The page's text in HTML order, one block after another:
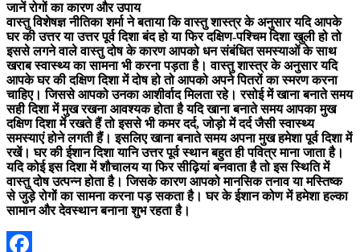
जानें रोगों का कारण और उपाय
वास्तु विशेषज्ञ नीतिका शर्मा ने बताया कि वास्तु शास्त्र के अनुसार यदि आपके
घर की उत्तर या उत्तर पूर्व दिशा बंद हो या फिर दक्षिण-पश्चिम दिशा खुली हो तो
इससे लगने वाले वास्तु दोष के कारण आपको धन संबंधित समस्याओं के साथ
खराब स्वास्थ्य का सामना भी करना पड़ता है। वास्तु शास्त्र के अनुसार यदि
आपके घर की दक्षिण दिशा में दोष हो तो आपको अपने पितरों का स्मरण करना
चाहिए। जिससे आपको उनका आशीर्वाद मिलता रहे। रसोई में खाना बनाते समय
सही दिशा में मुख रखना आवश्यक होता है यदि खाना बनाते समय आपका मुख
दक्षिण दिशा में रखते हैं तो इससे भी कमर दर्द, जोड़ो में दर्द जैसी स्वास्थ्य
समस्याएं होने लगती हैं। इसलिए खाना बनाते समय अपना मुख हमेशा पूर्व दिशा में
रखें। घर की ईशान दिशा यानि उत्तर पूर्व स्थान बहुत ही पवित्र माना जाता है।
यदि कोई इस दिशा में शौचालय या फिर सीढ़ियां बनवाता है तो इस स्थिति में
वास्तु दोष उत्पन्न होता है। जिसके कारण आपको मानसिक तनाव या मस्तिष्क
से जुड़े रोगों का सामना करना पड़ सकता है। घर के ईशान कोण में हमेशा हल्का
सामान और देवस्थान बनाना शुभ रहता है।